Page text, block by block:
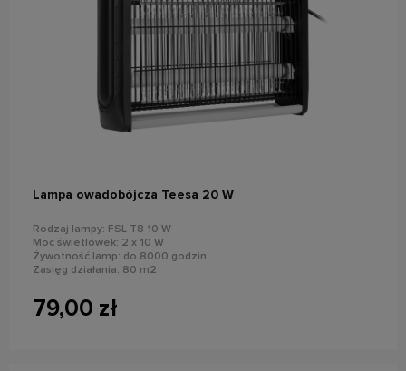
Lampa owadobójcza Teesa 20 W
Rodzaj lampy: FSL T8 10 W
Moc świetlówek: 2 x 10 W
Żywotność lamp: do 8000 godzin
Zasięg działania: 80 m2
79,00 zł
do koszyka